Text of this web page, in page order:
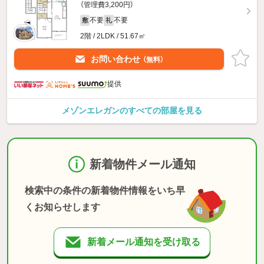
（管理費3,200円）
敷 不要 礼 不要
2階 / 2LDK / 51.67㎡
お問い合わせ （無料）
提供
メゾンエレガンのすべての部屋を見る
新着物件メール通知
検索中の条件の新着物件情報をいち早
くお知らせします
新着メール通知を受け取る